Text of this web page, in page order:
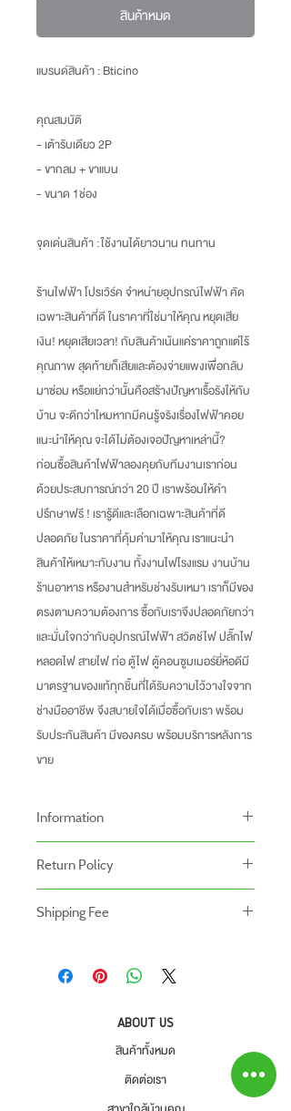
สินค้าหมด
แบรนด์สินค้า : Bticino
คุณสมบัติ
- เต้ารับเดียว 2P
- ขากลม + ขาแบน
- ขนาด 1ช่อง
จุดเด่นสินค้า :ใช้งานได้ยาวนาน ทนทาน
ร้านไฟฟ้า โปรเวิร์ค จำหน่ายอุปกรณ์ไฟฟ้า คัด
เฉพาะสินค้าที่ดี ในราคาที่ใช่มาให้คุณ หยุดเสีย
เงิน!หยุดเสียเวลา!กับสินค้าเน้นแค่ราคาถูกแต่ไร้
คุณภาพ สุดท้ายก็เสียและต้องจ่ายแพงเพื่อกลับ
มาซ่อม หรือแย่กว่านั้นคือสร้างปัญหาเรื้อรังให้กับ
บ้าน จะดีกว่าไหมหากมีคนรู้จริงเรื่องไฟฟ้าคอย
แนะนำให้คุณ จะได้ไม่ต้องเจอปัญหาเหล่านี้?
ก่อนซื้อสินค้าไฟฟ้าลองคุยกับทีมงานเราก่อน
ด้วยประสบการณ์กว่า20ปี เราพร้อมให้คำ
ปรึกษาฟรี! เรารู้ดีและเลือกเฉพาะสินค้าที่ดี
ปลอดภัย ในราคาที่คุ้มค่ามาให้คุณ เราแนะนำ
สินค้าให้เหมาะกับงาน ทั้งงานไฟโรงแรม งานบ้าน
ร้านอาหาร หรืองานสำหรับช่างรับเหมา เราก็มีของ
ตรงตามความต้องการ ซื้อกับเราจึงปลอดภัยกว่า
และมั่นใจกว่ากับอุปกรณ์ไฟฟ้า สวิตช์ไฟ ปลั๊กไฟ
หลอดไฟ สายไฟ ท่อ ตู้ไฟ ตู้คอนซูมเมอร์ยี่ห้อดีมี
มาตรฐานของแท้ทุกชิ้นที่ได้รับความไว้วางใจจาก
ช่างมืออาชีพ จึงสบายใจได้เมื่อซื้อกับเรา พร้อม
รับประกันสินค้า มีของครบ พร้อมบริการหลังการ
ขาย
Information
หน้าร้านและสาขาของเรา
-ระยะเวลารับประกันสินค้าบนเว็ปไซท์อาจจะแตก
ต่างจากการซื้อสินค้าหน้าร้าน
Return Policy
- สินค้าสามารถคืนได้ภายใน 7 วัน หลังจากรับ
- สินค้าต้องอยู่ในสภาพที่สมบูรณ์ พร้อมกล่อง
- ค่าขนส่งจะไม่สามารถคืนเงินได้
- สินค้าโปรโมชั่นไม่สามารถคืนได้
- กรุณาส่งสินค้ากลับที่
สำนักงานใหญ่ : บริษัท โปรเวิร์ค รีเทล จำกัด
Shipping Fee
ค่าจัดส่ง
ABOUT US
สินค้าทั้งหมด
ติดต่อเรา